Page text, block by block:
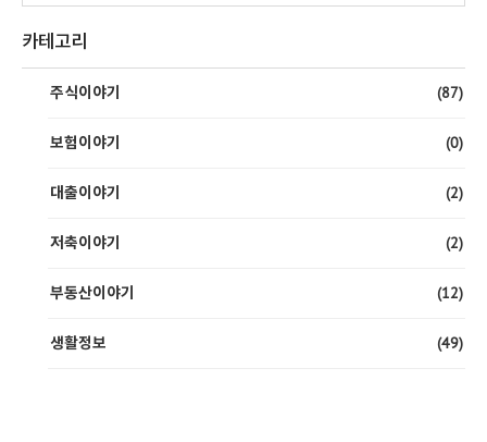
카테고리
주식이야기 (87)
보험이야기 (0)
대출이야기 (2)
저축이야기 (2)
부동산이야기 (12)
생활정보 (49)